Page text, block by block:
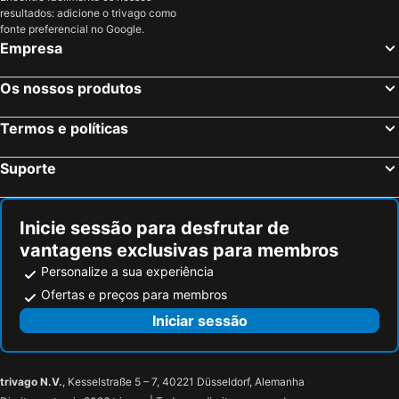
Saussignac, bed and breakfasts
Pujols-sur-Ciron, bed and breakfasts
Coimères, bed and breakfasts
Sainte-Foy-la-Grande, bed and breakfasts
Saint-Aubin-de-Médoc, bed and breakfasts
Montcaret, bed and breakfasts
Sallebœuf, bed and breakfasts
Soussans, bed and breakfasts
resultados: adicione o trivago como
fonte preferencial no Google.
Empresa
Os nossos produtos
Termos e políticas
Suporte
Inicie sessão para desfrutar de
vantagens exclusivas para membros
Personalize a sua experiência
Ofertas e preços para membros
Iniciar sessão
trivago N.V., Kesselstraße 5 – 7, 40221 Düsseldorf, Alemanha